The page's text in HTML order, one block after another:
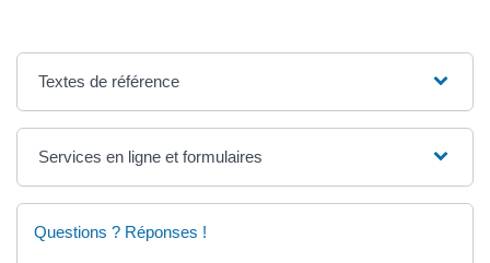
Textes de référence
Services en ligne et formulaires
Questions ? Réponses !